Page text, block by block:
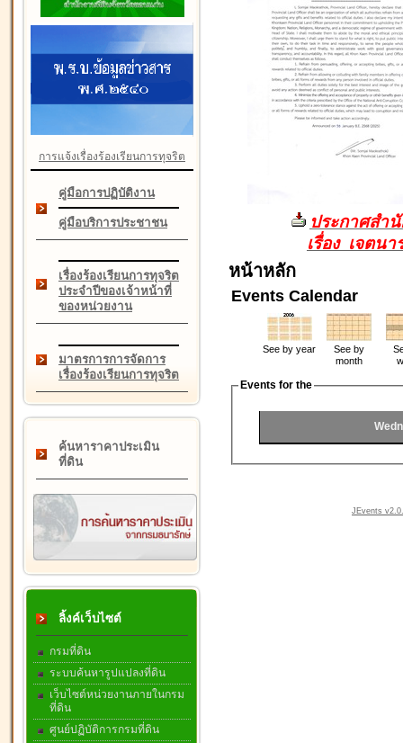
การแจ้งเรื่องร้องเรียนการทุจริต
คู่มือการปฏิบัติงาน
คู่มือบริการประชาชน
เรื่องร้องเรียนการทุจริต
ประจำปีของเจ้าหน้าที่
ของหน่วยงาน
มาตรการการจัดการ
เรื่องร้องเรียนการทุจริต
ค้นหาราคาประเมิน
ที่ดิน
ลิ้งค์เว็บไซต์
กรมที่ดิน
ระบบค้นหารูปแปลงที่ดิน
เว็บไซต์หน่วยงานภายในกรม
ที่ดิน
ศูนย์ปฏิบัติการกรมที่ดิน
ประกาศสำ
เรื่อง เจตน
หน้าหลัก
Events Calendar
See by year
See by
month
Events for the
JEvents